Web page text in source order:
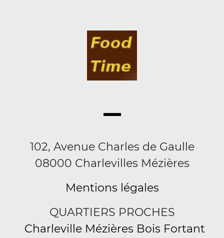
102, Avenue Charles de Gaulle
08000 Charlevilles Mézières
Mentions légales
QUARTIERS PROCHES
Charleville Mézières Bois Fortant